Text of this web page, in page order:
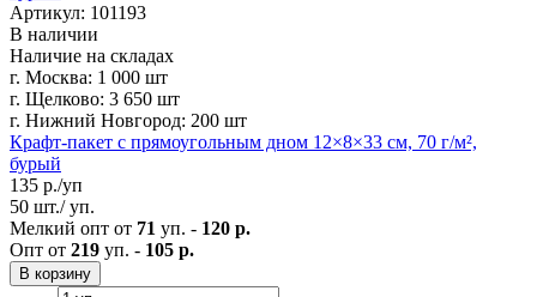
Артикул: 101193
В наличии
Наличие на складах
г. Москва: 1 000 шт
г. Щелково: 3 650 шт
г. Нижний Новгород: 200 шт
Крафт-пакет с прямоугольным дном 12×8×33 см, 70 г/м²,
бурый
135 р./уп
50 шт./ уп.
Мелкий опт от 71 уп. - 120 р.
Опт от 219 уп. - 105 р.
В корзину